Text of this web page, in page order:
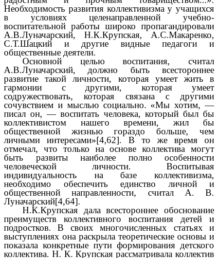
Необходимость развития коллективизма у учащихся
в условиях целенаправленной учебно-
воспитательной работы широко пропагандировали
А.В.Луначарский, Н.К.Крупская, А.С.Макаренко,
С.Т.Шацкий и другие видные педагоги и
общественные деятели.
Основной целью воспитания, считал
А.В.Луначарский, должно быть всестороннее
развитие такой личности, которая умеет жить в
гармонии с другими, которая умеет
содружествовать, которая связана с другими
сочувствием и мыслью социально. «Мы хотим, —
писал он, — воспитать человека, который был бы
коллективистом нашего времени, жил бы
общественной жизнью гораздо больше, чем
личными интересами»[4,62]. В то же время он
отмечал, что только на основе коллектива могут
быть развиты наиболее полно особенности
человеческой личности. Воспитывая
индивидуальность на базе коллективизма,
необходимо обеспечить единство личной и
общественной направленности, считал А. В.
Луначарский[4,64].
Н.К.Крупская дала всестороннее обоснование
преимуществ коллективного воспитания детей и
подростков. В своих многочисленных статьях и
выступлениях она раскрыла теоретические основы и
показала конкретные пути формирования детского
коллектива. Н. К. Крупская рассматривала коллектив